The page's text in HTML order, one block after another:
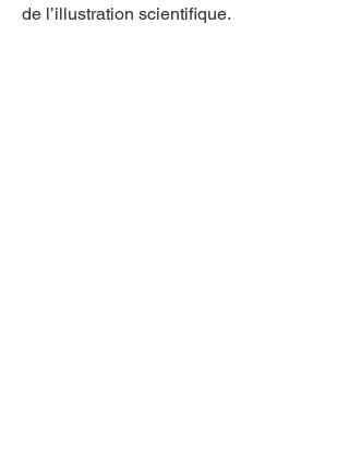
de l’illustration scientifique.